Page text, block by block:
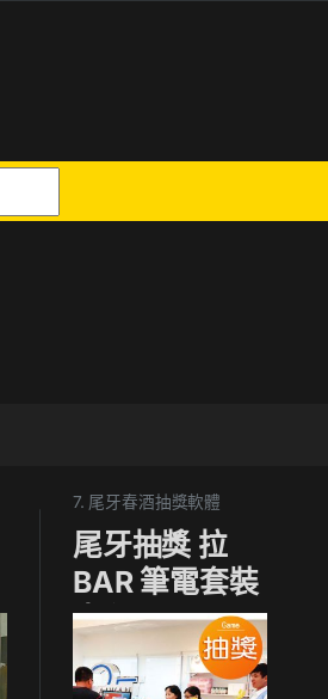
7. 尾牙春酒抽獎軟體
尾牙抽獎 拉
BAR 筆電套裝
出租